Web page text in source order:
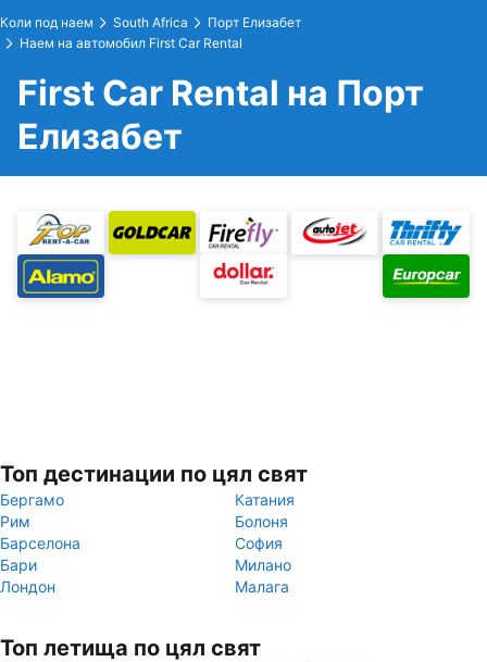
Коли под наем South Africa
Порт Елизабет
Наем на автомобил First Car Rental
First Car Rental на Порт
Елизабет
Топ дестинации по цял свят
Бергамо
Катания
Рим
Болоня
Барселона
София
Бари
Милано
Лондон
Малага
Топ летища по цял свят